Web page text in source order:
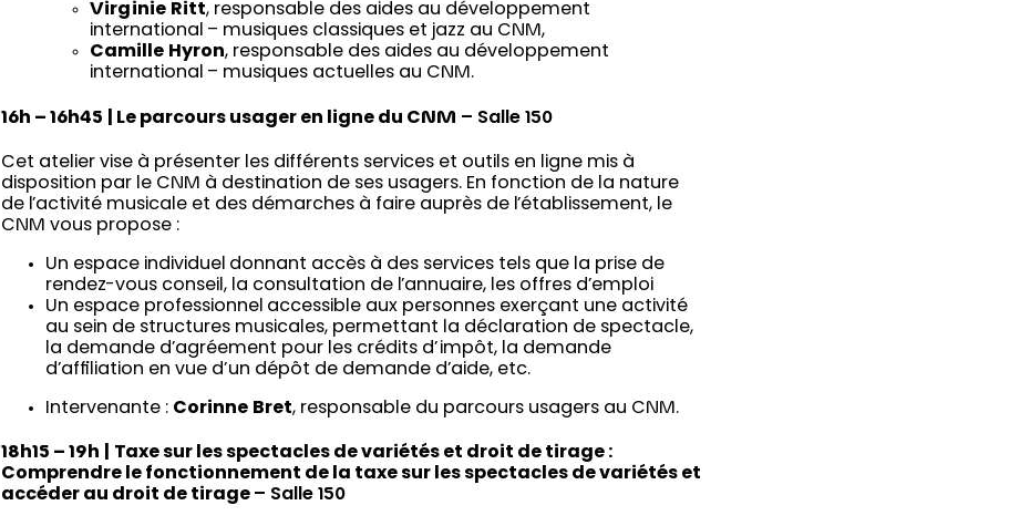
Virginie Ritt, responsable des aides au développement
international – musiques classiques et jazz au CNM,
Camille Hyron, responsable des aides au développement
international – musiques actuelles au CNM.
16h – 16h45 | Le parcours usager en ligne du CNM – Salle 150
Cet atelier vise à présenter les différents services et outils en ligne mis à
disposition par le CNM à destination de ses usagers. En fonction de la nature
de l’activité musicale et des démarches à faire auprès de l’établissement, le
CNM vous propose :
Un espace individuel donnant accès à des services tels que la prise de
rendez-vous conseil, la consultation de l’annuaire, les offres d’emploi
Un espace professionnel accessible aux personnes exerçant une activité
au sein de structures musicales, permettant la déclaration de spectacle,
la demande d’agréement pour les crédits d’impôt, la demande
d’affiliation en vue d’un dépôt de demande d’aide, etc.
Intervenante : Corinne Bret, responsable du parcours usagers au CNM.
18h15 – 19h
Taxe sur les spectacles de variétés et droit de tirage :
Comprendre le fonctionnement de la taxe sur les spectacles de variétés et
accéder au droit de tirage – Salle 150